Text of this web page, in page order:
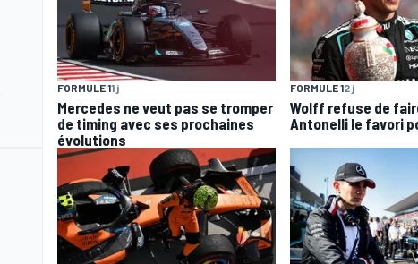
FORMULE 11 j
Mercedes ne veut pas se tromper
de timing avec ses prochaines
évolutions
FORMULE 12 j
Wolff refuse de
Antonelli le favori